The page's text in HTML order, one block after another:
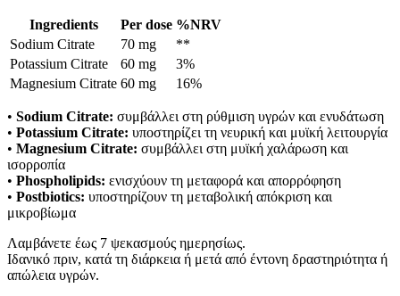
Ingredients Per dose %NRV
Sodium Citrate
70 mg
**
Potassium Citrate
60 mg
3%
Magnesium Citrate 60 mg 16%
• Sodium Citrate: συμβάλλει στη ρύθμιση υγρών και ενυδάτωση
• Potassium Citrate: υποστηρίζει τη νευρική και μυϊκή λειτουργία
• Magnesium Citrate: συμβάλλει στη μυϊκή χαλάρωση και
ισορροπία
• Phospholipids: ενισχύουν τη μεταφορά και απορρόφηση
• Postbiotics: υποστηρίζουν τη μεταβολική απόκριση και
μικροβίωμα
Λαμβάνετε έως 7 ψεκασμούς ημερησίως.
Ιδανικό πριν, κατά τη διάρκεια ή μετά από έντονη δραστηριότητα ή
απώλεια υγρών.